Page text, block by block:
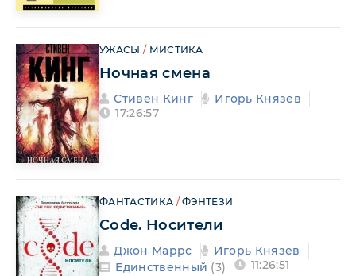
УЖАСЫ / МИСТИКА
Ночная смена
Стивен Кинг
Игорь Князев
17:26:57
ФАНТАСТИКА /ФЭНТЕЗИ
Code. Носители
Джон Маррс
Игорь Князев
Единственный (3) 11:26:51